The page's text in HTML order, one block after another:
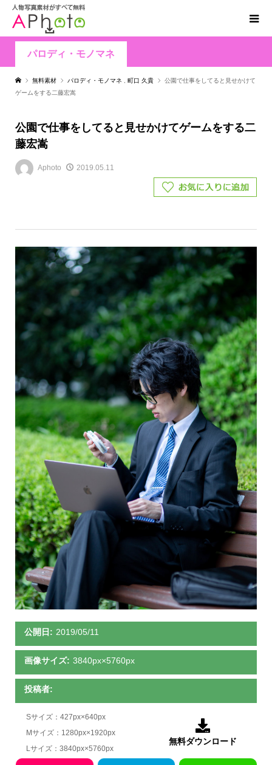
パロディ・モノマネ
無料素材 パロディ・モノマネ 町口 久貴
公園で仕事をしてると見せかけて
ゲームをする二藤宏嵩
公園で仕事をしてると見せかけてゲームをする二
藤宏嵩
Aphoto 2019.05.11
公開日: 2019/05/11
画像サイズ: 3840px×5760px
投稿者:
Sサイズ：427px×640px
Mサイズ：1280px×1920px
Lサイズ：3840px×5760px

無料ダウンロード